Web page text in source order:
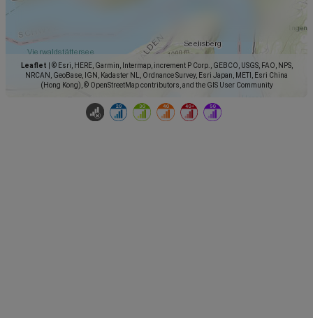
Leaflet
© Esri, HERE, Garmin, Intermap, increment P Corp., GEBCO, USGS, FAO, NPS,
NRCAN, GeoBase, IGN, Kadaster NL, Ordnance Survey, Esri Japan, METI, Esri China
(Hong Kong), © OpenStreetMap contributors, and the GIS User Community